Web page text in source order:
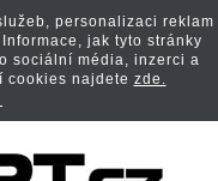
personalizaci reklam
jak tyto stránky
sociální média, inzerci a
cookies najdete zde.